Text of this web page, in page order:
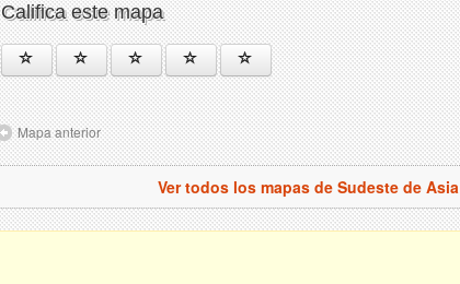
Califica este mapa
Mapa anterior
Ver todos los mapas de Sudeste de Asia